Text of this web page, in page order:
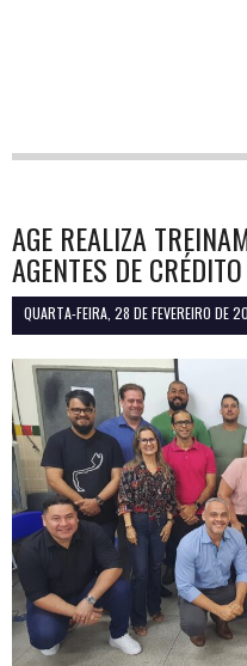
AGE REALIZA
AGENTES DE CRÉDITO
QUARTA-FEIRA, 28 DE FEVEREIRO DE